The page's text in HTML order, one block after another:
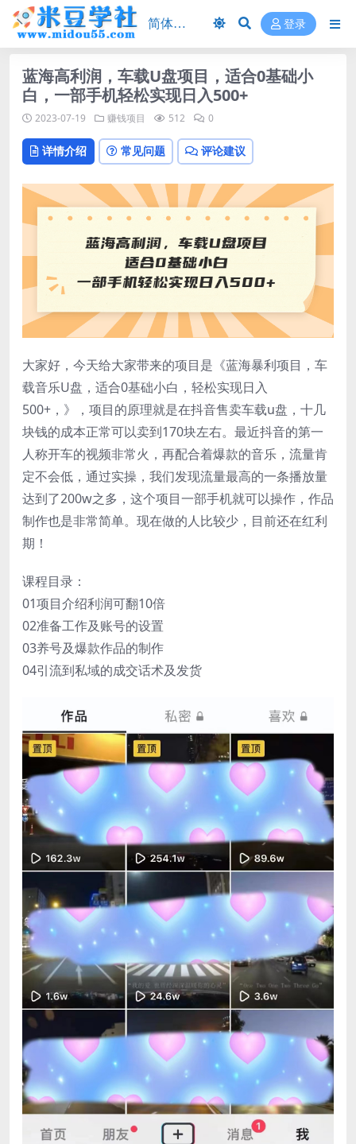
登录
蓝海高利润，车载U盘项目，适合0基础小
白，一部手机轻松实现日入500+
2023-07-19 赚钱项目 512 0
详情介绍 常见问题 评论建议
大家好，今天给大家带来的项目是《蓝海暴利项目，车
载音乐U盘，适合0基础小白，轻松实现日入
500+，》，项目的原理就是在抖音售卖车载u盘，十几
块钱的成本正常可以卖到170块左右。最近抖音的第一
人称开车的视频非常火，再配合着爆款的音乐，流量肯
定不会低，通过实操，我们发现流量最高的一条播放量
达到了200w之多，这个项目一部手机就可以操作，作品
制作也是非常简单。现在做的人比较少，目前还在红利
期！
课程目录：
01项目介绍利润可翻10倍
02准备工作及账号的设置
03养号及爆款作品的制作
04引流到私域的成交话术及发货